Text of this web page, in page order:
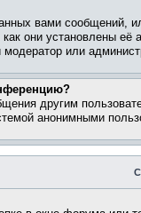
вами сообщений,
они установлены
или
другим
анонимными